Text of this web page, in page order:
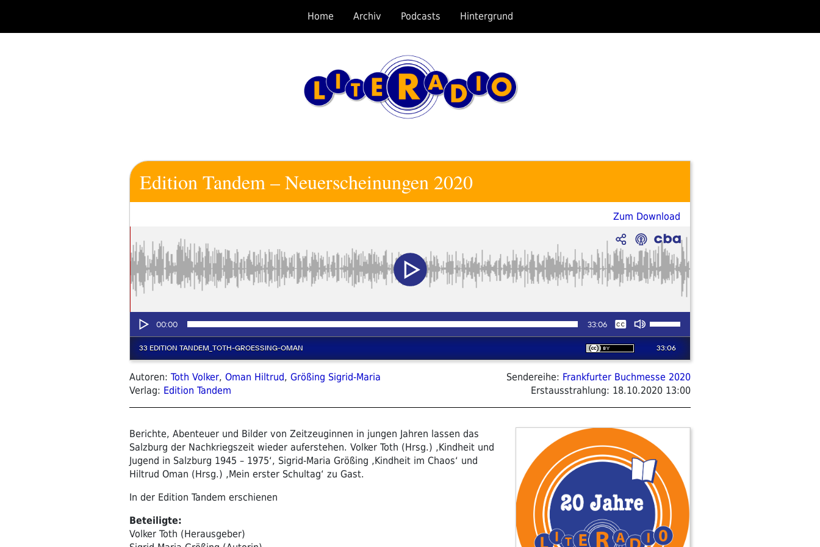
springen
Home Archiv Podcasts Hintergrund
Edition Tandem – Neuerscheinungen 2020
Zum Download
Autoren: Toth Volker, Oman Hiltrud, Größing Sigrid-Maria
Verlag: Edition Tandem
Sendereihe: Frankfurter Buchmesse 2020
Erstausstrahlung: 18.10.2020 13:00
Berichte, Abenteuer und Bilder von Zeitzeuginnen in jungen Jahren lassen das
Salzburg der Nachkriegszeit wieder auferstehen. Volker Toth (Hrsg.) ‚Kindheit und
Jugend in Salzburg 1945 – 1975‘, Sigrid-Maria Größing ‚Kindheit im Chaos‘ und
Hiltrud Oman (Hrsg.) ‚Mein erster Schultag‘ zu Gast.
In der Edition Tandem erschienen
Beteiligte:
Volker Toth (Herausgeber)